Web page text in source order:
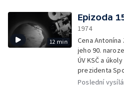
Vánoce s
Výstava Svět
předvánočním
Starou
zpívá a hraje
Bohemica
12 min
Epizoda
1974
Cena
jeho 90.
ÚV KSČ a
prezidenta
— Zlatou za
Poslední